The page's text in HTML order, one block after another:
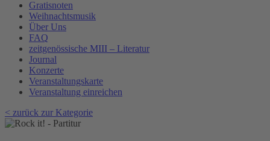
Gratisnoten
Weihnachtsmusik
Über Uns
FAQ
zeitgenössische MIII – Literatur
Journal
Konzerte
Veranstaltungskarte
Veranstaltung einreichen
< zurück zur Kategorie